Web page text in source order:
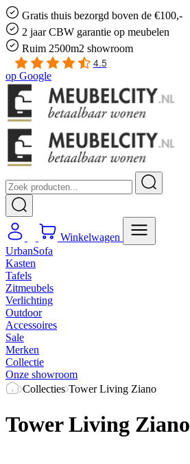
Gratis thuis bezorgd boven de €100,-
2 jaar CBW garantie op meubelen
Ruim 2500m2 showroom
4.5
op Google
Winkelwagen
UrbanSofa
Kasten
Tafels
Zitmeubels
Verlichting
Outdoor
Accessoires
Sale
Merken
Collectie
Onze showroom
Collecties Tower Living Ziano
Tower Living Ziano